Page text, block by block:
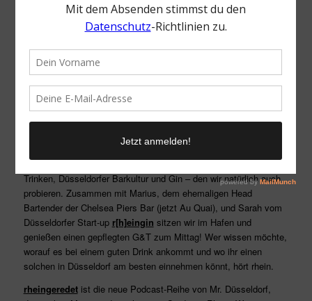
In der 12. Folge von rheingeredet sprechen wir über gepflegtes
Trinken, Düsseldorfer Barkultur und Gin – den wir natürlich auch
probieren. Zusammen mit Marius, dem ehemaligen Head
Bartender der Chelsea Piers Bar (jetzt Au Quai), und Sarah vom
Düsseldorfer Start-up r[h]eingin sitzen wir im Hafen und
genießen einen gepflegten G&T zum Mittag! Wer wissen möchte,
worauf es bei einem guten Drink ankommt und wo ihr einen
solchen in Düsseldorf am besten einnehmen könnt, hört rhein.
rheingeredetist die neue Podcast-Reihe von Mr. Düsseldorf,